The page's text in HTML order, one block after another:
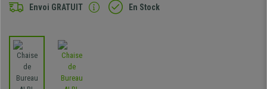
Envoi GRATUIT En Stock